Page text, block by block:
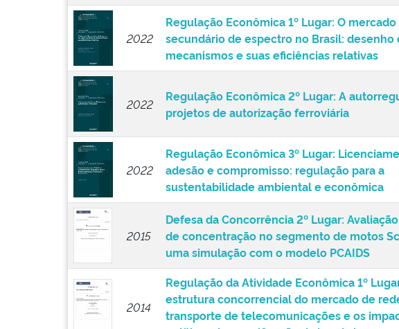
Regulação Econômica 1º Lugar: O mercado
secundário de espectro no Brasil: desenho
mecanismos e suas eficiências relativas
Regulação Econômica 2º Lugar: A
Regulação Econômica 3º Lugar:
adesão e compromisso: regulação para a
sustentabilidade ambiental e econômica
Defesa da Concorrência 2º Lugar: Avaliação
de concentração no segmento de motos
uma simulação com o modelo PCAIDS
Regulação da Atividade Econômica 1º
estrutura concorrencial do mercado de